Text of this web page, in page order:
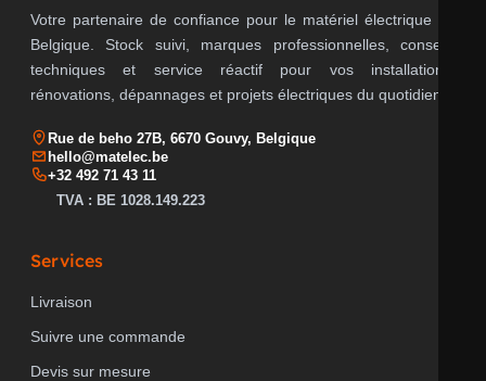
Votre partenaire de confiance pour le matériel électrique en
Belgique. Stock suivi, marques professionnelles, conseils
techniques et service réactif pour vos installations,
rénovations, dépannages et projets électriques du quotidien.
Rue de beho 27B, 6670 Gouvy, Belgique
hello@matelec.be
+32 492 71 43 11
TVA : BE 1028.149.223
Services
Livraison
Suivre une commande
Devis sur mesure